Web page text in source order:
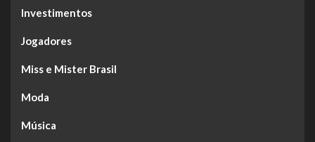
Investimentos
Jogadores
Miss e Mister Brasil
Moda
Música